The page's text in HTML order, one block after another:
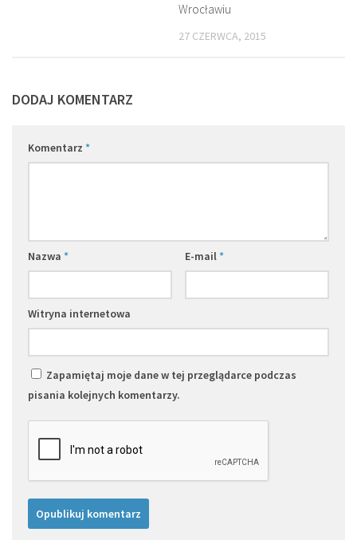
Wrocławiu
27 CZERWCA, 2015
DODAJ KOMENTARZ
Komentarz *
Nazwa * E-mail*
Witryna internetowa
Zapamiętaj moje dane w tej przeglądarce podczas
pisania kolejnych komentarzy.